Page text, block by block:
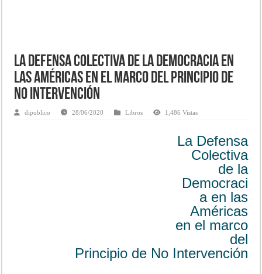
La Defensa Colectiva de la Democracia en
las Américas en el marco del Principio de
No Intervención
dipublico 28/06/2020 Libros 1,486 Vistas
La Defensa
Colectiva
de la
Democraci
a en las
Américas
en el marco
del
Principio de No Intervención